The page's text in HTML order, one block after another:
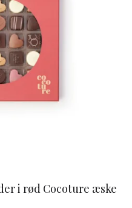
i rød Cocoture æske